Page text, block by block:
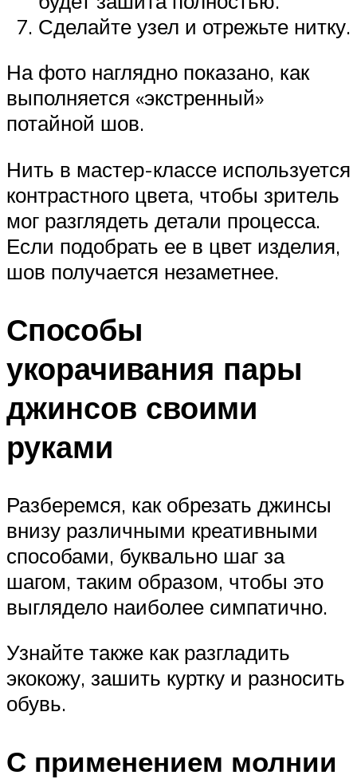
Сделайте узел и отрежьте нитку.
На фото наглядно показано, как
выполняется «экстренный»
потайной шов.
Нить в мастер-классе используется
контрастного цвета, чтобы зритель
мог разглядеть детали процесса.
Если подобрать ее в цвет изделия,
шов получается незаметнее.
Способы
укорачивания пары
джинсов своими
руками
Разберемся, как обрезать джинсы
внизу различными креативными
способами, буквально шаг за
шагом, таким образом, чтобы это
выглядело наиболее симпатично.
Узнайте также как разгладить
экокожу, зашить куртку и разносить
обувь.
С применением молнии